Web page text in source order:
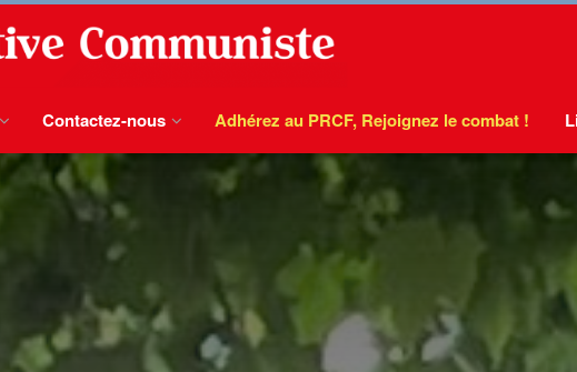
Contactez-nous Adhérez au PRCF, Rejoignez le combat !